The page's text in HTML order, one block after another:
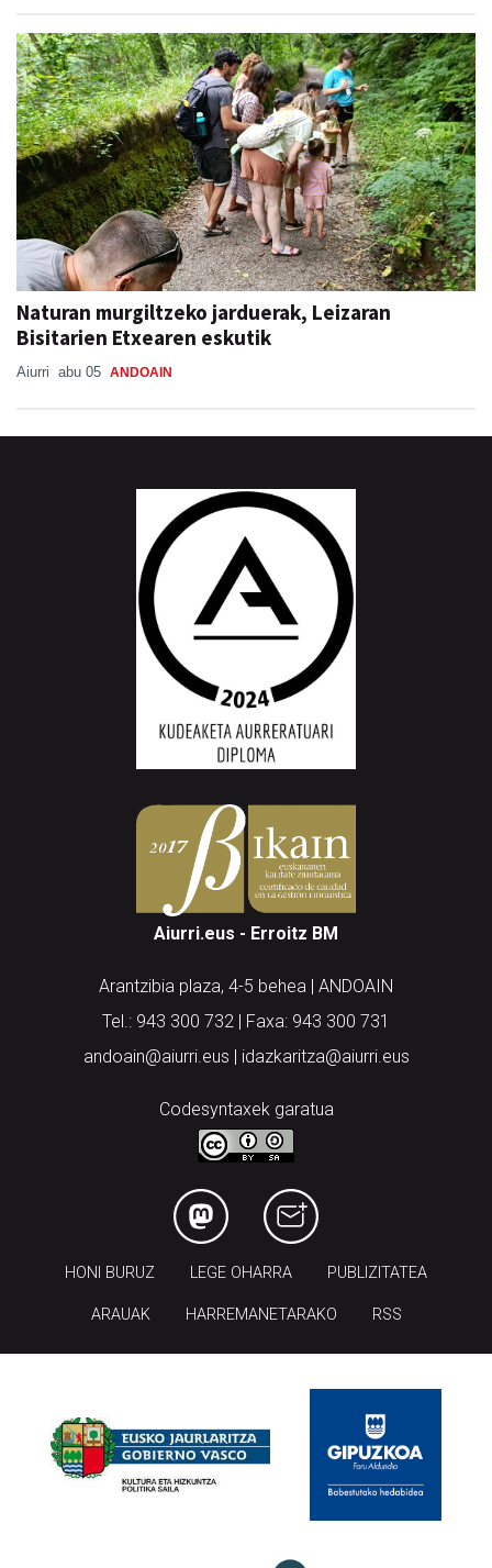
Naturan murgiltzeko jarduerak, Leizaran
Bisitarien Etxearen eskutik
Aiurri abu 05 ANDOAIN
Aiurri.eus - Erroitz BM
Arantzibia plaza, 4-5 behea | ANDOAIN
Tel.: 943 300 732 | Faxa: 943 300 731
andoain@aiurri.eus | idazkaritza@aiurri.eus
Codesyntaxek garatua
HONI BURUZ LEGE OHARRA PUBLIZITATEA
ARAUAK HARREMANETARAKO RSS